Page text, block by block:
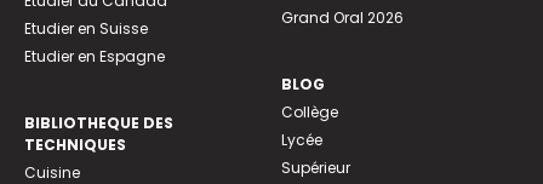
Etudier en Suisse
Etudier en Espagne
BIBLIOTHEQUE DES
TECHNIQUES
Cuisine
Grand Oral 2026
BLOG
Collège
Lycée
Supérieur